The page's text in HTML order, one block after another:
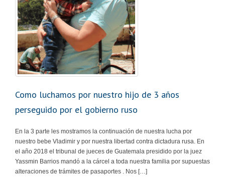
Como luchamos por nuestro hijo de 3 años
perseguido por el gobierno ruso
En la 3 parte les mostramos la continuación de nuestra lucha por
nuestro bebe Vladimir y por nuestra libertad contra dictadura rusa. En
el año 2018 el tribunal de jueces de Guatemala presidido por la juez
Yassmin Barrios mandó a la cárcel a toda nuestra familia por supuestas
alteraciones de trámites de pasaportes . Nos […]